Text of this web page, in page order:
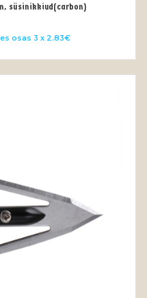
süsinikkiud(carbon)
osas 3 x 2.83€